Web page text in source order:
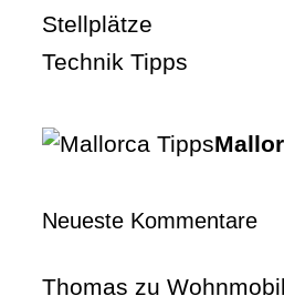
Stellplätze
Technik Tipps
Neueste Kommentare
Thomas zu Wohnmobil